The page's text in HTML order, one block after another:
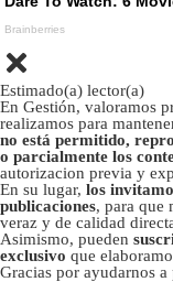
Estimado(a) lector(a)
En Gestión, valoramos
realizamos para
no está permitido,
o parcialmente los
autorizacion previa y
En su lugar, los
publicaciones, para que
veraz y de calidad
Asimismo, pueden
exclusivo que
Gracias por ayudarnos